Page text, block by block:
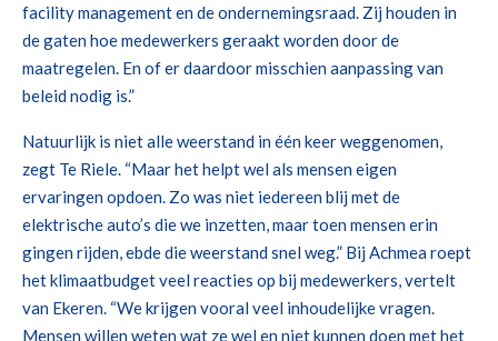
facility management en de ondernemingsraad. Zij houden in
de gaten hoe medewerkers geraakt worden door de
maatregelen. En of er daardoor misschien aanpassing van
beleid nodig is.”
Natuurlijk is niet alle weerstand in één keer weggenomen,
zegt Te Riele. “Maar het helpt wel als mensen eigen
ervaringen opdoen. Zo was niet iedereen blij met de
elektrische auto’s die we inzetten, maar toen mensen erin
gingen rijden, ebde die weerstand snel weg.” Bij Achmea roept
het klimaatbudget veel reacties op bij medewerkers, vertelt
van Ekeren. “We krijgen vooral veel inhoudelijke vragen.
Mensen willen weten wat ze wel en niet kunnen doen met het